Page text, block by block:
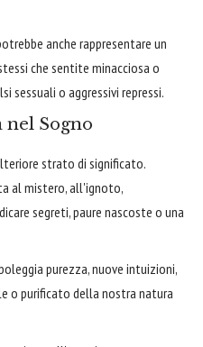
anche rappresentare un
che sentite minacciosa o
sessuali o aggressivi repressi.
Sogno
strato di significato.
al mistero, all'ignoto,
segreti, paure nascoste o una
purezza, nuove intuizioni,
o purificato della nostra natura